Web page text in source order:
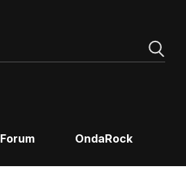
Forum OndaRock